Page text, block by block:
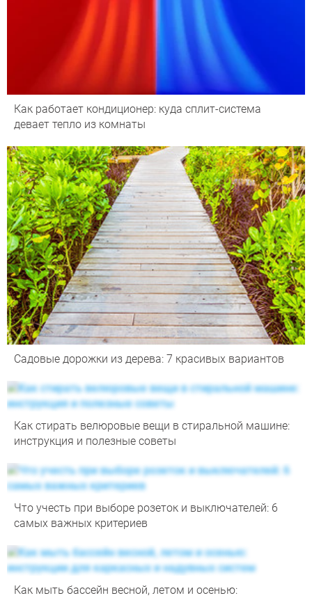
Как работает кондиционер: куда сплит-система
девает тепло из комнаты
Садовые дорожки из дерева: 7 красивых вариантов
Как стирать велюровые вещи в стиральной машине:
инструкция и полезные советы
Что учесть при выборе розеток и выключателей: 6
самых важных критериев
Как мыть бассейн весной, летом и осенью: